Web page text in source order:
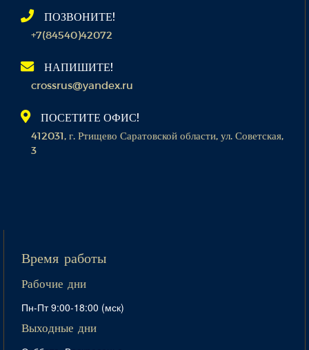
ПОЗВОНИТЕ!
+7(84540)42072
НАПИШИТЕ!
crossrus@yandex.ru
ПОСЕТИТЕ ОФИС!
412031, г. Ртищево Саратовской области, ул. Советская,
3
Время работы
Рабочие дни
Пн-Пт 9:00-18:00 (мск)
Выходные дни